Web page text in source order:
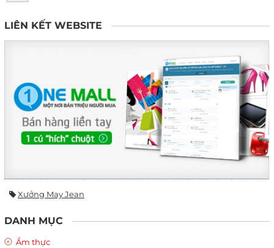
LIÊN KẾT WEBSITE
Xưởng May Jean
DANH MỤC
Ẩm thực